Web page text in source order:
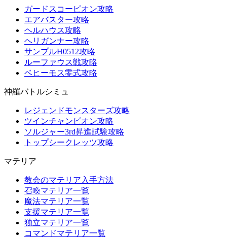
ガードスコーピオン攻略
エアバスター攻略
ヘルハウス攻略
ヘリガンナー攻略
サンプルH0512攻略
ルーファウス戦攻略
ベヒーモス零式攻略
神羅バトルシミュ
レジェンドモンスターズ攻略
ツインチャンピオン攻略
ソルジャー3rd昇進試験攻略
トップシークレッツ攻略
マテリア
教会のマテリア入手方法
召喚マテリア一覧
魔法マテリア一覧
支援マテリア一覧
独立マテリア一覧
コマンドマテリア一覧